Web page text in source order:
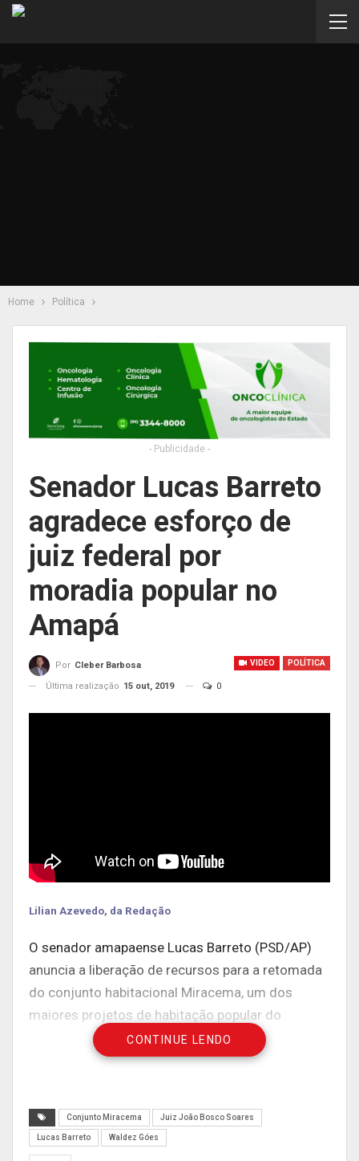
Home Política
- Publicidade -
Senador Lucas Barreto
agradece esforço de
juiz federal por
moradia popular no
Amapá
VIDEO POLÍTICA
Por Cleber Barbosa
Última realização 15 out, 2019 0
Lilian Azevedo, da Redação
O senador amapaense Lucas Barreto (PSD/AP)
anuncia a liberação de recursos para a retomada
do conjunto habitacional Miracema, um dos
maiores projetos de habitação popular do
governo federal no Amapá. Ao lado do
governador Waldez Góes, ele entregou
milhões da obra ao juiz federal João Bosco
Costa Soares, da Seção Judiciária do Amapá, que
se empenhou muito para a concretização do
CONTINUE LENDO
Conjunto Miracema Juiz João Bosco Soares
Lucas Barreto Waldez Góes